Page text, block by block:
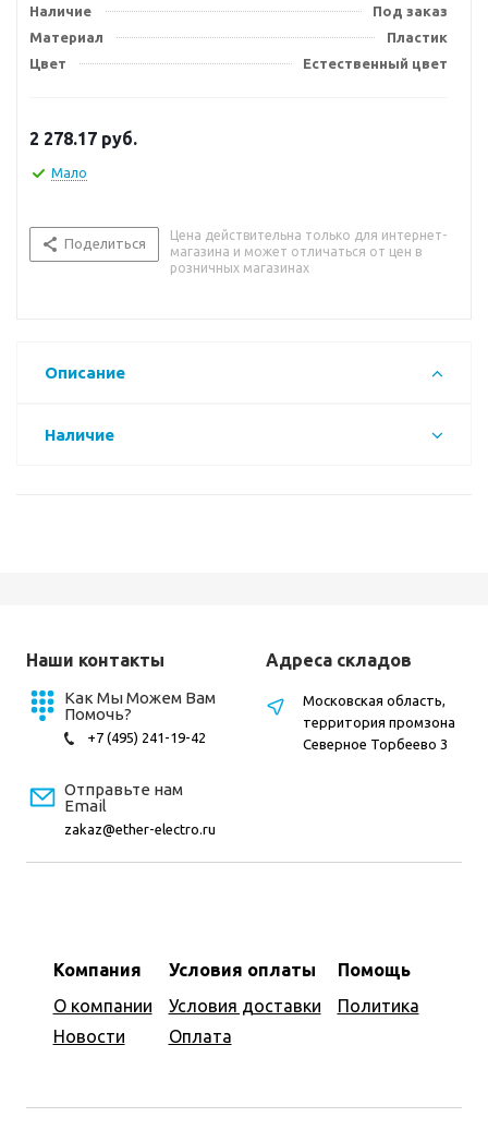
Наличие
Под заказ
Материал
Пластик
Цвет
Естественный цвет
2 278.17 руб.
Мало
Поделиться
Цена действительна только для интернет-
магазина и может отличаться от цен в
розничных магазинах
Описание
Наличие
Наши контакты
Как Мы Можем Вам
Помочь?
+7 (495) 241-19-42
Отправьте нам
Email
zakaz@ether-electro.ru
Компания
О компании
Новости
Условия оплаты
Условия доставки
Оплата
Помощь
Политика
Адреса складов
Московская область,
территория промзона
Северное Торбеево 3